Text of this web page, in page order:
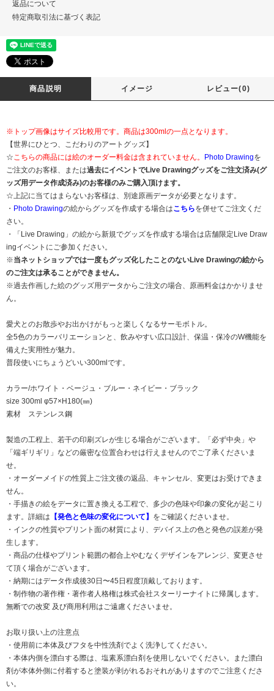
返品について
特定商取引法に基づく表記
商品説明 イメージ レビュー(0)
※トップ画像はサイズ比較用です。商品は300mlの一点となります。
【世界にひとつ、こだわりのアートグッズ】
☆こちらの商品には絵のオーダー料金は含まれていません。 Photo Drawingを
ご注文のお客様、または過去にイベントでLive Drawingグッズをご注文済み(グ
ッズ用データ作成済み)のお客様のみご購入頂けます。
☆上記に当てはまらないお客様は、別途原画データが必要となります。
・ Photo Drawingの絵からグッズを作成する場合はこちらを併せてご注文くだ
さい。
・「Live Drawing」の絵から新規でグッズを作成する場合は店舗限定Live Draw
ingイベントにご参加ください。
※当ネットショップでは一度もグッズ化したことのないLive Drawingの絵から
のご注文は承ることができません。
※過去作画した絵のグッズ用データからご注文の場合、原画料金はかかりませ
ん。
愛犬とのお散歩やお出かけがもっと楽しくなるサーモボトル。
全5色のカラーバリエーションと、飲みやすい広口設計、保温・保冷のW機能を
備えた実用性が魅力。
普段使いにちょうどいい300mlです。
カラー/ホワイト・ベージュ・ブルー・ネイビー・ブラック
size 300ml φ57×H180(㎜)
素材 ステンレス鋼
製造の工程上、若干の印刷ズレが生じる場合がございます。「必ず中央」や
「端ギリギリ」などの厳密な位置合わせは行えませんのでご了承くださいま
せ。
・オーダーメイドの性質上ご注文後の返品、キャンセル、変更はお受けできま
せん。
・手描きの絵をデータに置き換える工程で、多少の色味や印象の変化が起こり
ます。詳細は 【発色と色味の変化について】 をご確認くださいませ。
・インクの性質やプリント面の材質により、デバイス上の色と発色の誤差が発
生します。
・商品の仕様やプリント範囲の都合上やむなくデザインをアレンジ、変更させ
て頂く場合がございます。
・納期にはデータ作成後30日〜45日程度頂戴しております。
・制作物の著作権・著作者人格権は株式会社スターリーナイトに帰属します。
無断での改変 及び商用利用はご遠慮くださいませ。
お取り扱い上の注意点
・使用前に本体及びフタを中性洗剤でよく洗浄してください。
・本体内側を漂白する際は、塩素系漂白剤を使用しないでください。また漂白
剤が本体外側に付着すると塗装が剥がれるおそれがありますのでご注意くださ
い。